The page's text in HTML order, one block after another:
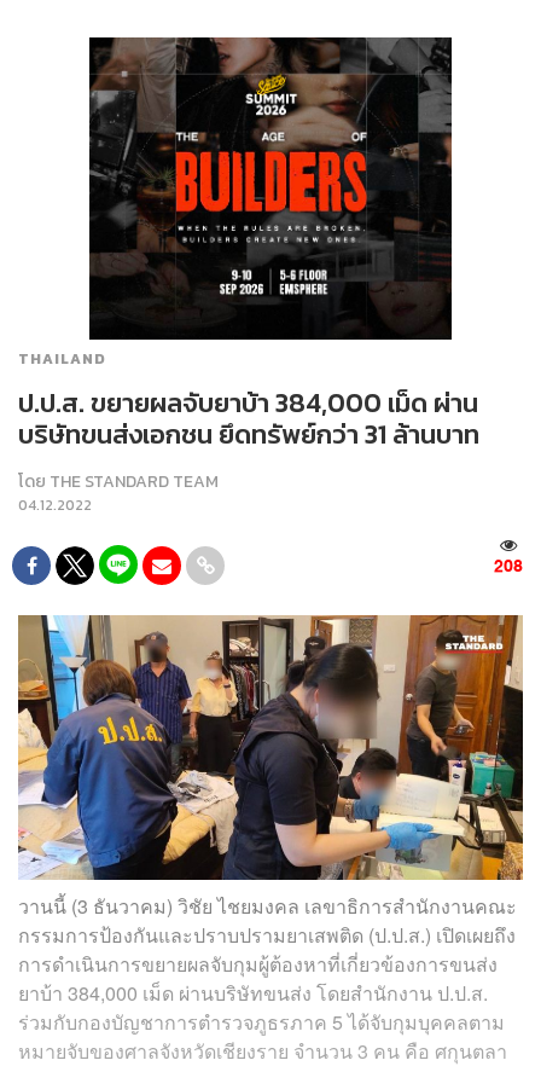
THAILAND
ป.ป.ส. ขยายผลจับยาบ้า 384,000 เม็ด ผ่าน
บริษัทขนส่งเอกชน ยึดทรัพย์กว่า 31 ล้านบาท
โดย THE STANDARD TEAM
04.12.2022
208
วานนี้ (3 ธันวาคม) วิชัย ไชยมงคล เลขาธิการสำนักงานคณะ
กรรมการป้องกันและปราบปรามยาเสพติด (ป.ป.ส.) เปิดเผยถึง
การดำเนินการขยายผลจับกุมผู้ต้องหาที่เกี่ยวข้องการขนส่ง
ยาบ้า 384,000 เม็ด ผ่านบริษัทขนส่ง โดยสำนักงาน ป.ป.ส.
ร่วมกับกองบัญชาการตำรวจภูธรภาค 5 ได้จับกุมบุคคลตาม
หมายจับของศาลจังหวัดเชียงราย จำนวน 3 คน คือ ศกุนตลา